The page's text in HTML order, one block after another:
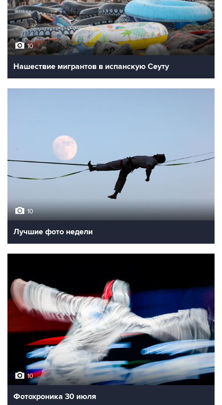
10
Нашествие мигрантов в испанскую Сеуту
10
Лучшие фото недели
10
Фотохроника 30 июля